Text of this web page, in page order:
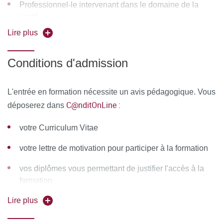
/ Catherine Lewertowski (médecin de PMI) / Juan Marcos /
Héloïse Marichez / Pr Marie Rose Moro (pédopsychiatre)
/ Lotfi Nya (interprète) / Rahmeth Radjack (pédopsychiatre)
/ Amalini Simon (psychologue) / Dagmar Soleymani
Ressources matérielles :Afin de favoriser une démarche
seront proposés pour permettre :
d'échanger des fichiers, des données
de partager des ressources, des informations
de communiquer simplement en dehors de la salle de
cours et des temps dédiés à la formation.
Professionnel-le intervenant dans le domaine de la
Lire plus
Conditions d'admission
L'entrée en formation nécessite un avis pédagogique. Vous
déposerez dans C@nditOnLine :
votre Curriculum Vitae
votre lettre de motivation pour participer à la formation
vos diplômes vous permettant de justifier l'accès à la
formation
Lire plus